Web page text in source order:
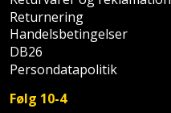
Savklinge
Skraber
Skruestik
Lader
Ligesliber
Merchandise
Mobiltilbehør
Returnering
Handelsbetingelser
DB26
Persondatapolitik
Følg 10-4